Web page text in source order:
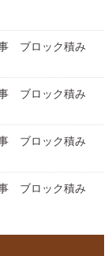
ブロック積み
ブロック積み
ブロック積み
ブロック積み